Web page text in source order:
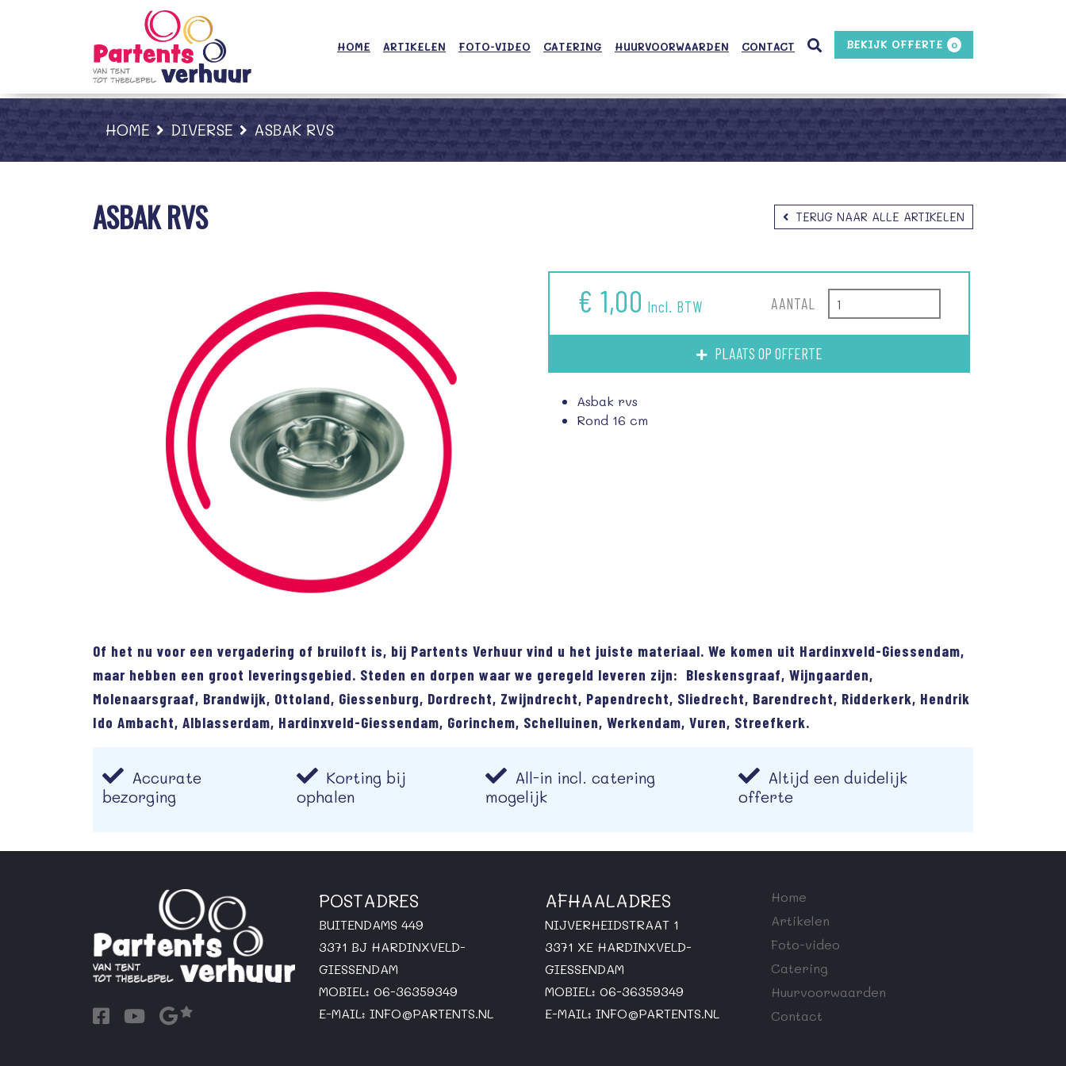
HOME ARTIKELEN FOTO-VIDEO CATERING HUURVOORWAARDEN CONTACT BEKIJK OFFERTE 0
HOME DIVERSE ASBAK RVS
ASBAK RVS TERUG NAAR ALLE ARTIKELEN
€ 1,00 Incl. BTW AANTAL
PLAATS OP OFFERTE
Asbak rvs
Rond 16 cm
Of het nu voor een vergadering of bruiloft is, bij Partents Verhuur vind u het juiste materiaal. We komen uit Hardinxveld-Giessendam,
maar hebben een groot leveringsgebied. Steden en dorpen waar we geregeld leveren zijn: Bleskensgraaf, Wijngaarden,
Molenaarsgraaf, Brandwijk, Ottoland, Giessenburg, Dordrecht, Zwijndrecht, Papendrecht, Sliedrecht, Barendrecht, Ridderkerk, Hendrik
Ido Ambacht, Alblasserdam, Hardinxveld-Giessendam, Gorinchem, Schelluinen, Werkendam, Vuren, Streefkerk.
Accurate
bezorging
Korting bij
ophalen
All-in incl. catering
mogelijk
Altijd een duidelijk
offerte
POSTADRES
BUITENDAMS 449
3371 BJ HARDINXVELD-
GIESSENDAM
MOBIEL: 06-36359349
E-MAIL: INFO@PARTENTS.NL
AFHAALADRES
NIJVERHEIDSTRAAT 1
3371 XE HARDINXVELD-
GIESSENDAM
MOBIEL: 06-36359349
E-MAIL: INFO@PARTENTS.NL
Home
Artikelen
Foto-video
Catering
Huurvoorwaarden
Contact